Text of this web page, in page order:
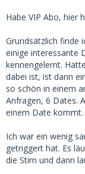
Habe VIP Abo, hier
Grundsätzlich finde
einige interessante
kennengelernt.
dabei ist, ist dann
so schön in einem
Anfragen, 6 Dates.
einem Date kommt.
Ich war ein wenig
getriggert hat. Es
die Stirn und dann